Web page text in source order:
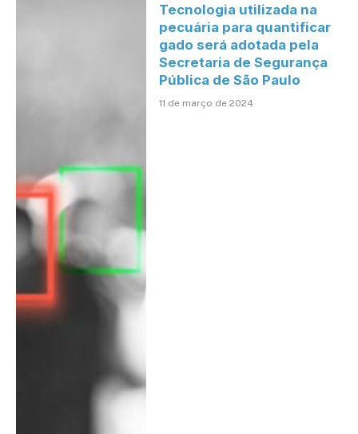
Tecnologia utilizada na
pecuária para quantificar
gado será adotada pela
Secretaria de Segurança
Pública de São Paulo
11 de março de 2024